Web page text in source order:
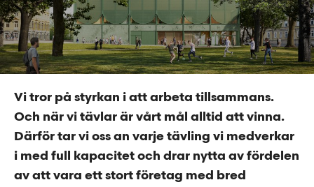
Vi tror på styrkan i att arbeta tillsammans.
Och när vi tävlar är vårt mål alltid att vinna.
Därför tar vi oss an varje tävling vi medverkar
i med full kapacitet och drar nytta av fördelen
av att vara ett stort företag med bred